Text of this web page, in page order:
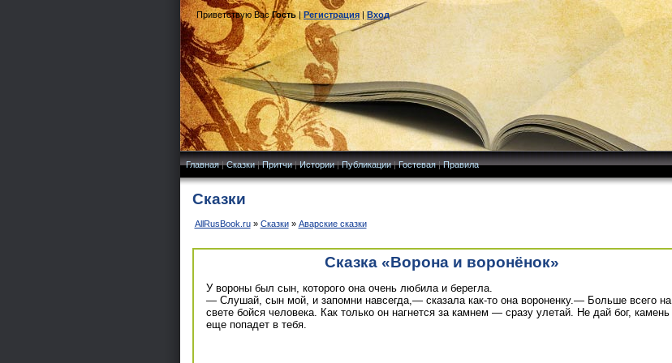
Приветствую Вас Гость|Регистрация|Вход
Главная|Сказки|Притчи|Истории|Публикации|Гостевая|Правила
Сказки
AllRusBook.ru» Сказки» Аварские сказки
Сказка «Ворона и воронёнок»
У вороны был сын, которого она очень любила и берегла.
— Слушай, сын мой, и запомни навсегда,— сказала как-то она вороненку.— Больше всего на
свете бойся человека. Как только он нагнется за камнем — сразу улетай. Не дай бог, камень
еще попадет в тебя.